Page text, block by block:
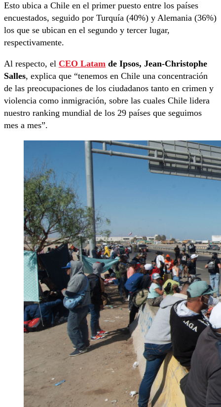
Esto ubica a Chile en el primer puesto entre los países
encuestados, seguido por Turquía (40%) y Alemania (36%)
los que se ubican en el segundo y tercer lugar,
respectivamente.
Al respecto, el CEO Latam de Ipsos, Jean-Christophe
Salles, explica que “tenemos en Chile una concentración
de las preocupaciones de los ciudadanos tanto en crimen y
violencia como inmigración, sobre las cuales Chile lidera
nuestro ranking mundial de los 29 países que seguimos
mes a mes”.